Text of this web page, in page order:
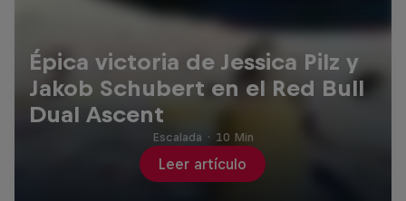
Épica victoria de Jessica Pilz y
Jakob Schubert en el Red Bull
Dual Ascent
Leer artículo
Escalada · 10 Min